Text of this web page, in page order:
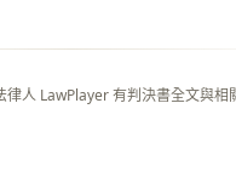
人 LawPlayer 有判決書全文與相